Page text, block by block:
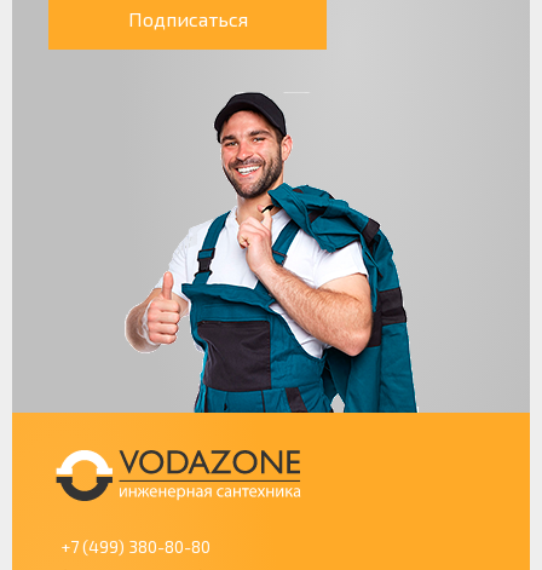
Подписаться
+7 (499) 380-80-80